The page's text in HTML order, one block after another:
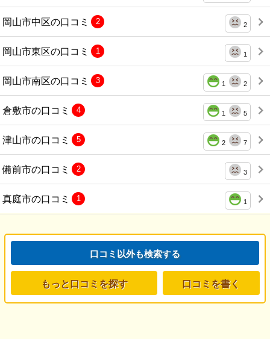
岡山市中区の口コミ 2
2
岡山市東区の口コミ 1
1
岡山市南区の口コミ 1 2
3
倉敷市の口コミ 1 5
4
津山市の口コミ 2 7
5
備前市の口コミ 3
2
真庭市の口コミ 1
1
口コミ以外も検索する
もっと口コミを探す 口コミを書く